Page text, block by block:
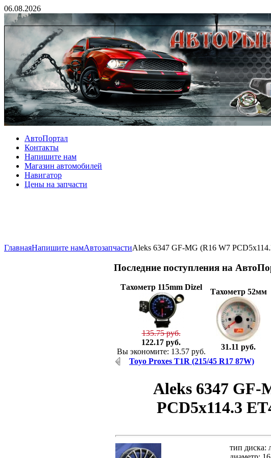
06.08.2026
АвтоПортал
Контакты
Напишите нам
Магазин автомобилей
Навигатор
Цены на запчасти
ГлавнаяНапишите намАвтозапчастиAleks 6347 GF-MG (R16 W7
Последние поступления на
Тахометр 115mm Dizel
135.75 руб.
122.17 руб.
Вы экономите: 13.57 руб.
Тахометр 52мм
31.11 руб.
Toyo Proxes T1R (215/45 R17 87W)
Aleks 6347 GF-
PCD5x114.3
тип диска: